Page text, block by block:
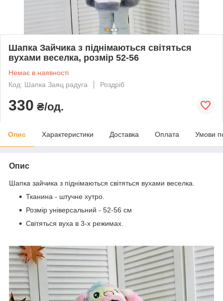
Шапка Зайчика з піднімаються світяться
вухами веселка, розмір 52-56
Немає в наявності
Код: Шапка Заяц радуга
Роздріб
330 ₴/од.
Опис Характеристики Доставка Оплата Умови
Опис
Шапка зайчика з піднімаються світяться вухами веселка.
Тканина - штучне хутро.
Розмір універсальний - 52-56 см
Світяться вуха в 3-х режимах.